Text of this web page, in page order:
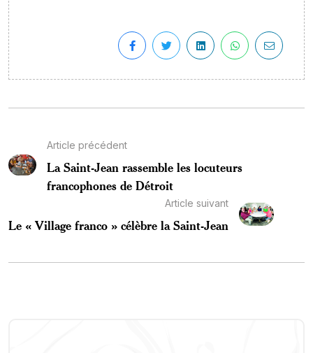
Article précédent
La Saint-Jean rassemble les locuteurs
francophones de Détroit
Article suivant
Le « Village franco » célèbre la Saint-Jean